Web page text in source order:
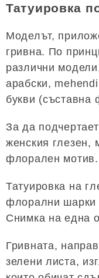
Татуировка
Моделът,
гривна. По
различни
арабски,
букви (съставна
За да
женския глезен,
флорален мотив.
Татуировка на
флорални шарки
Снимка на една
Гривната,
зелени листа,